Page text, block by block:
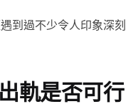
到過不少令人印象深刻
軌是否可行